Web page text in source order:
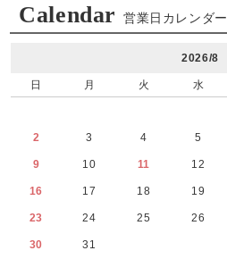
Calendar 営業日カレンダー
2026/8
日 月 火 水
2 3 4 5
9 10 11 12
16 17 18 19
23 24 25 26
30 31